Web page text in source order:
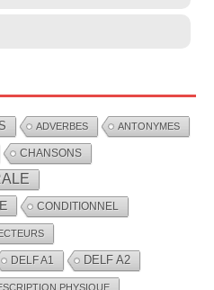
ADVERBES ANTONYMES
CHANSONS
CONDITIONNEL
DELF A1 DELF A2
PHYSIQUE